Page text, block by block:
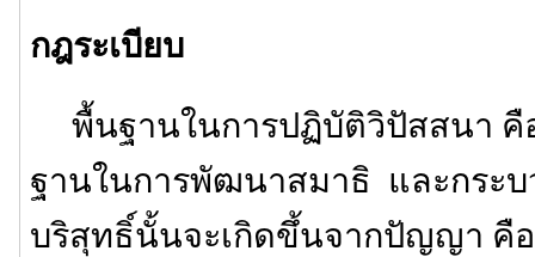
กฎระเบียบ
พื้นฐานในการปฏิบัติวิปัสสนา คื
ฐานในการพัฒนาสมาธิ และกระบ
บริสุทธิ์นั้นจะเกิดขึ้นจากปัญญา คือ